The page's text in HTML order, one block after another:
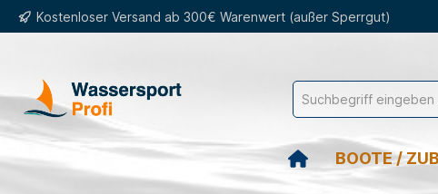
Zur Hauptnavigation springen
Kostenloser Versand ab 300€ Warenwert (außer Sperrgut)
BOOTE /